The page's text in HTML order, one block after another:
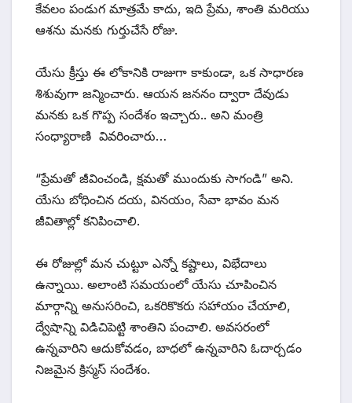
కేవలం పండుగ మాత్రమే కాదు, ఇది ప్రేమ, శాంతి మరియు
ఆశను మనకు గుర్తుచేసే రోజు.
యేసు క్రీస్తు ఈ లోకానికి రాజుగా కాకుండా, ఒక సాధారణ
శిశువుగా జన్మించారు. ఆయన జననం ద్వారా దేవుడు
మనకు ఒక గొప్ప సందేశం ఇచ్చారు.. అని మంత్రి
సంధ్యారాణి వివరించారు…
“ప్రేమతో జీవించండి, క్షమతో ముందుకు సాగండి” అని.
యేసు బోధించిన దయ, వినయం, సేవా భావం మన
జీవితాల్లో కనిపించాలి.
ఈ రోజుల్లో మన చుట్టూ ఎన్నో కష్టాలు, విభేదాలు
ఉన్నాయి. అలాంటి సమయంలో యేసు చూపించిన
మార్గాన్ని అనుసరించి, ఒకరికొకరు సహాయం చేయాలి,
ద్వేషాన్ని విడిచిపెట్టి శాంతిని పంచాలి. అవసరంలో
ఉన్నవారిని ఆదుకోవడం, బాధలో ఉన్నవారిని ఓదార్చడం
నిజమైన క్రిస్మస్ సందేశం.